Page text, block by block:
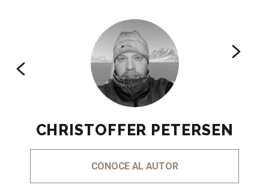
CHRISTOFFER PETERSEN
CONOCE AL AUTOR